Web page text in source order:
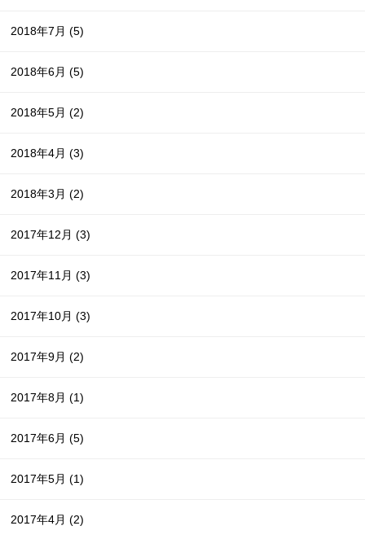
2018年7月(5)
2018年6月(5)
2018年5月(2)
2018年4月(3)
2018年3月(2)
2017年12月(3)
2017年11月(3)
2017年10月(3)
2017年9月(2)
2017年8月(1)
2017年6月(5)
2017年5月(1)
2017年4月(2)